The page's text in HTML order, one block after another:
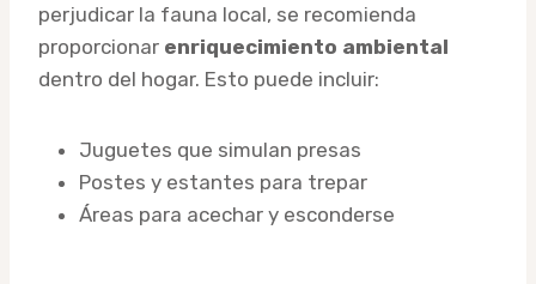
perjudicar la fauna local, se recomienda
proporcionar enriquecimiento ambiental
dentro del hogar. Esto puede incluir:
Juguetes que simulan presas
Postes y estantes para trepar
Áreas para acechar y esconderse